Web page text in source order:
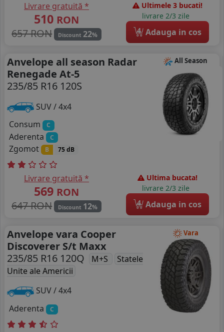
Livrare gratuită *
510 RON
657 RON
Discount 22%
Ultimele 3 bucati!
livrare 2/3 zile
4 Adauga in cos
All Season
Anvelope all season Radar
Renegade At-5
235/85 R16 120S
SUV / 4x4
Consum
C
Aderenta C
Zgomot B 75 dB
Livrare gratuită *
569 RON
647 RON
Discount 12%
Ultima bucata!
livrare 2/3 zile
4 Adauga in cos
Vara
Anvelope vara Cooper
Discoverer S/t Maxx
235/85 R16 120Q
M+S
Statele
Unite ale Americii
SUV / 4x4
Aderenta
C